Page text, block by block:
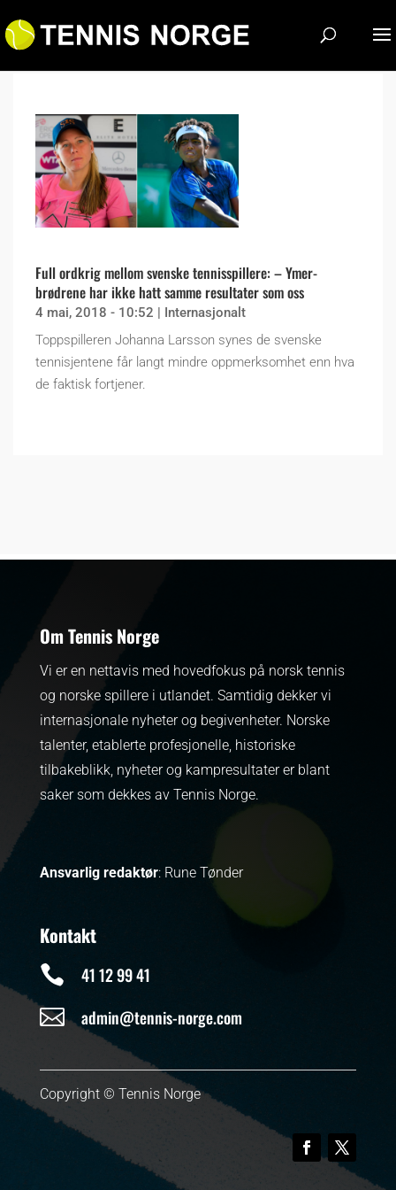
Full ordkrig mellom svenske tennisspillere: – Ymer-
brødrene har ikke hatt samme resultater som oss
4 mai, 2018 - 10:52 | Internasjonalt
Toppspilleren Johanna Larsson synes de svenske
tennisjentene får langt mindre oppmerksomhet enn hva
de faktisk fortjener.
Om Tennis Norge
Vi er en nettavis med hovedfokus på norsk tennis
og norske spillere i utlandet. Samtidig dekker vi
internasjonale nyheter og begivenheter. Norske
talenter, etablerte profesjonelle, historiske
tilbakeblikk, nyheter og kampresultater er blant
saker som dekkes av Tennis Norge.
Ansvarlig redaktør: Rune Tønder
Kontakt
 41 12 99 41
 admin@tennis-norge.com
Copyright © Tennis Norge